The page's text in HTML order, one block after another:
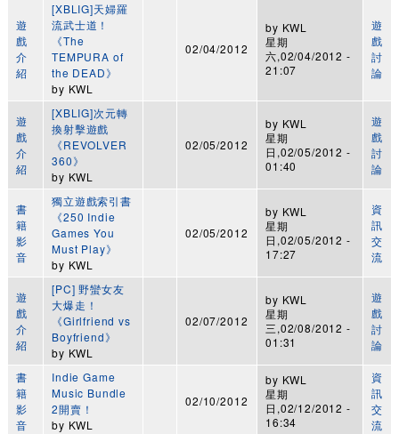
遊
戲
介
紹
[XBLIG]天婦羅
流武士道！
《The
TEMPURA of
the DEAD》
by KWL
02/04/2012
by KWL
星期
六,02/04/2012 -
21:07
遊
戲
討
論
遊
戲
介
紹
[XBLIG]次元轉
換射擊遊戲
《REVOLVER
360》
by KWL
02/05/2012
by KWL
星期
日,02/05/2012 -
01:40
遊
戲
討
論
書
籍
影
音
獨立遊戲索引書
《250 Indie
Games You
Must Play》
by KWL
02/05/2012
by KWL
星期
日,02/05/2012 -
17:27
資
訊
交
流
遊
戲
介
紹
[PC] 野蠻女友
大爆走！
《Girlfriend vs
Boyfriend》
by KWL
02/07/2012
by KWL
星期
三,02/08/2012 -
01:31
遊
戲
討
論
書
籍
影
音
Indie Game
Music Bundle
2開賣！
by KWL
02/10/2012
by KWL
星期
日,02/12/2012 -
16:34
資
訊
交
流